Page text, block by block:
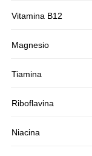
Vitamina B12
Magnesio
Tiamina
Riboflavina
Niacina